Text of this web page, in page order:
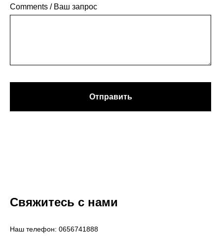
Comments / Ваш запрос
Отправить
Свяжитесь с нами
Наш телефон: 0656741888